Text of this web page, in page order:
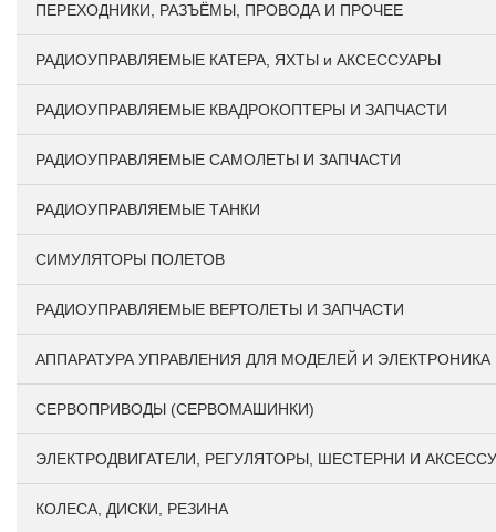
ПЕРЕХОДНИКИ, РАЗЪЁМЫ, ПРОВОДА И ПРОЧЕЕ
РАДИОУПРАВЛЯЕМЫЕ КАТЕРА, ЯХТЫ и АКСЕССУАРЫ
РАДИОУПРАВЛЯЕМЫЕ КВАДРОКОПТЕРЫ И ЗАПЧАСТИ
РАДИОУПРАВЛЯЕМЫЕ САМОЛЕТЫ И ЗАПЧАСТИ
РАДИОУПРАВЛЯЕМЫЕ ТАНКИ
СИМУЛЯТОРЫ ПОЛЕТОВ
РАДИОУПРАВЛЯЕМЫЕ ВЕРТОЛЕТЫ И ЗАПЧАСТИ
АППАРАТУРА УПРАВЛЕНИЯ ДЛЯ МОДЕЛЕЙ И ЭЛЕКТРОНИКА
СЕРВОПРИВОДЫ (СЕРВОМАШИНКИ)
ЭЛЕКТРОДВИГАТЕЛИ, РЕГУЛЯТОРЫ, ШЕСТЕРНИ И
КОЛЕСА, ДИСКИ, РЕЗИНА